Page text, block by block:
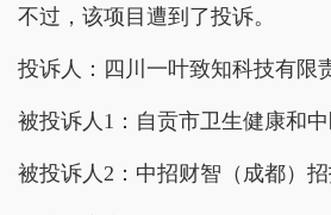
不过，该项目遭到了投诉。
投诉人：四川一叶致知科技有限
被投诉人1：自贡市卫生健康和
被投诉人2：中招财智（成都）招